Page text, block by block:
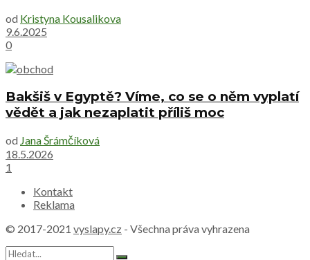
od Kristyna Kousalikova
9.6.2025
0
Bakšiš v Egyptě? Víme, co se o něm vyplatí
vědět a jak nezaplatit příliš moc
od Jana Šrámčíková
18.5.2026
1
Kontakt
Reklama
© 2017-2021 vyslapy.cz - Všechna práva vyhrazena